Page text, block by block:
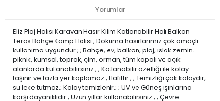
Yorumlar
Eliz Plaj Halısı Karavan Hasır Kilim Katlanabilir Halı Balkon
Teras Bahçe Kamp Halısı ; Dokuma hasırlarımız çok amaçlı
kullanıma uygundur.; ; Bahçe, ev, balkon, plaj, ıslak zemin,
piknik, kumsal, toprak, çim, orman, tüm kapalı ve açık
alanlarda kullanabilirsiniz.; ; Katlanabilir özelliği ile kolay
taşınır ve fazla yer kaplamaz.; Hafiftir.; ; Temizliği çok kolaydır,
su leke tutmaz.; Kolay temizlenir.; ; UV ve Güneş ışınlarına
karşı dayanıklıdır.; Uzun yıllar kullanabilirsiniz.; ; Çevre